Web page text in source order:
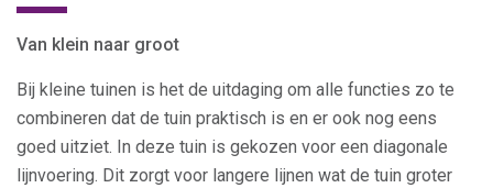
Van klein naar groot
Bij kleine tuinen is het de uitdaging om alle functies zo te
combineren dat de tuin praktisch is en er ook nog eens
goed uitziet. In deze tuin is gekozen voor een diagonale
lijnvoering. Dit zorgt voor langere lijnen wat de tuin groter